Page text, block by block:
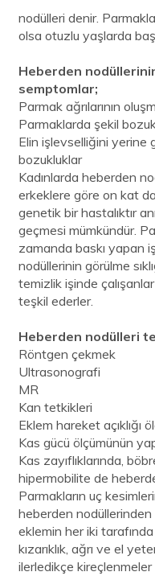
nodülleri denir.
olsa otuzlu yaşlarda
Heberden
semptomlar;
Parmak ağrılarının
Parmaklarda şekil
Elin işlevselliğini yerine
bozukluklar
Kadınlarda heberden
erkeklere göre on kat
genetik bir hastalıktır
geçmesi mümkündür.
zamanda baskı yapan
nodüllerinin görülme
temizlik işinde
teşkil ederler.
Heberden nodülleri
Röntgen çekmek
Ultrasonografi
MR
Kan tetkikleri
Eklem hareket açıklığı
Kas gücü ölçümünün
Kas zayıflıklarında,
hipermobilite de
Parmakların uç
heberden nodüllerinden
eklemin her iki
kızarıklık, ağrı ve el
ilerledikçe kireçlenmeler